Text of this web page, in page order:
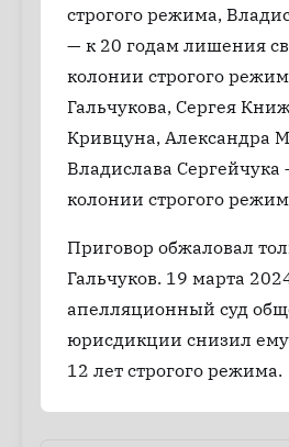
строгого режима,
— к 20 годам лишения
колонии строгого
Гальчукова, Сергея
Кривцуна, Александра
Владислава Сергейчука
колонии строгого
Приговор обжаловал
Гальчуков. 19 марта
апелляционный суд
юрисдикции снизил
12 лет строгого режима.